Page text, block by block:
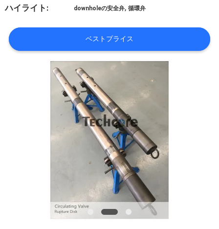
工
場
旅
ハイライト: downholeの安全弁,循環弁
ベストプライス